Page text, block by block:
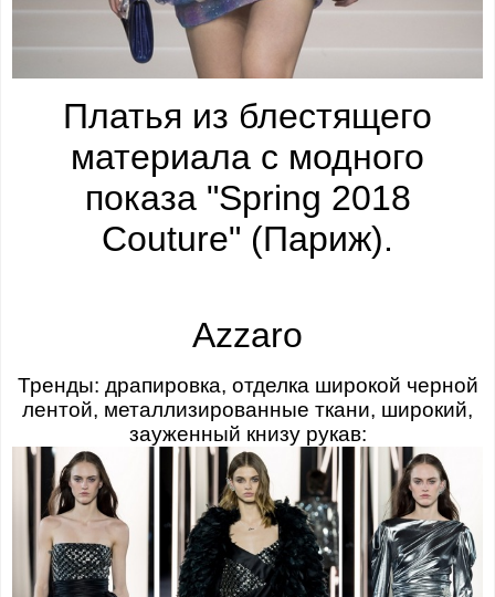
Платья из блестящего
материала с модного
показа "Spring 2018
Couture" (Париж).
Azzaro
Тренды: драпировка, отделка широкой черной
лентой, металлизированные ткани, широкий,
зауженный книзу рукав: